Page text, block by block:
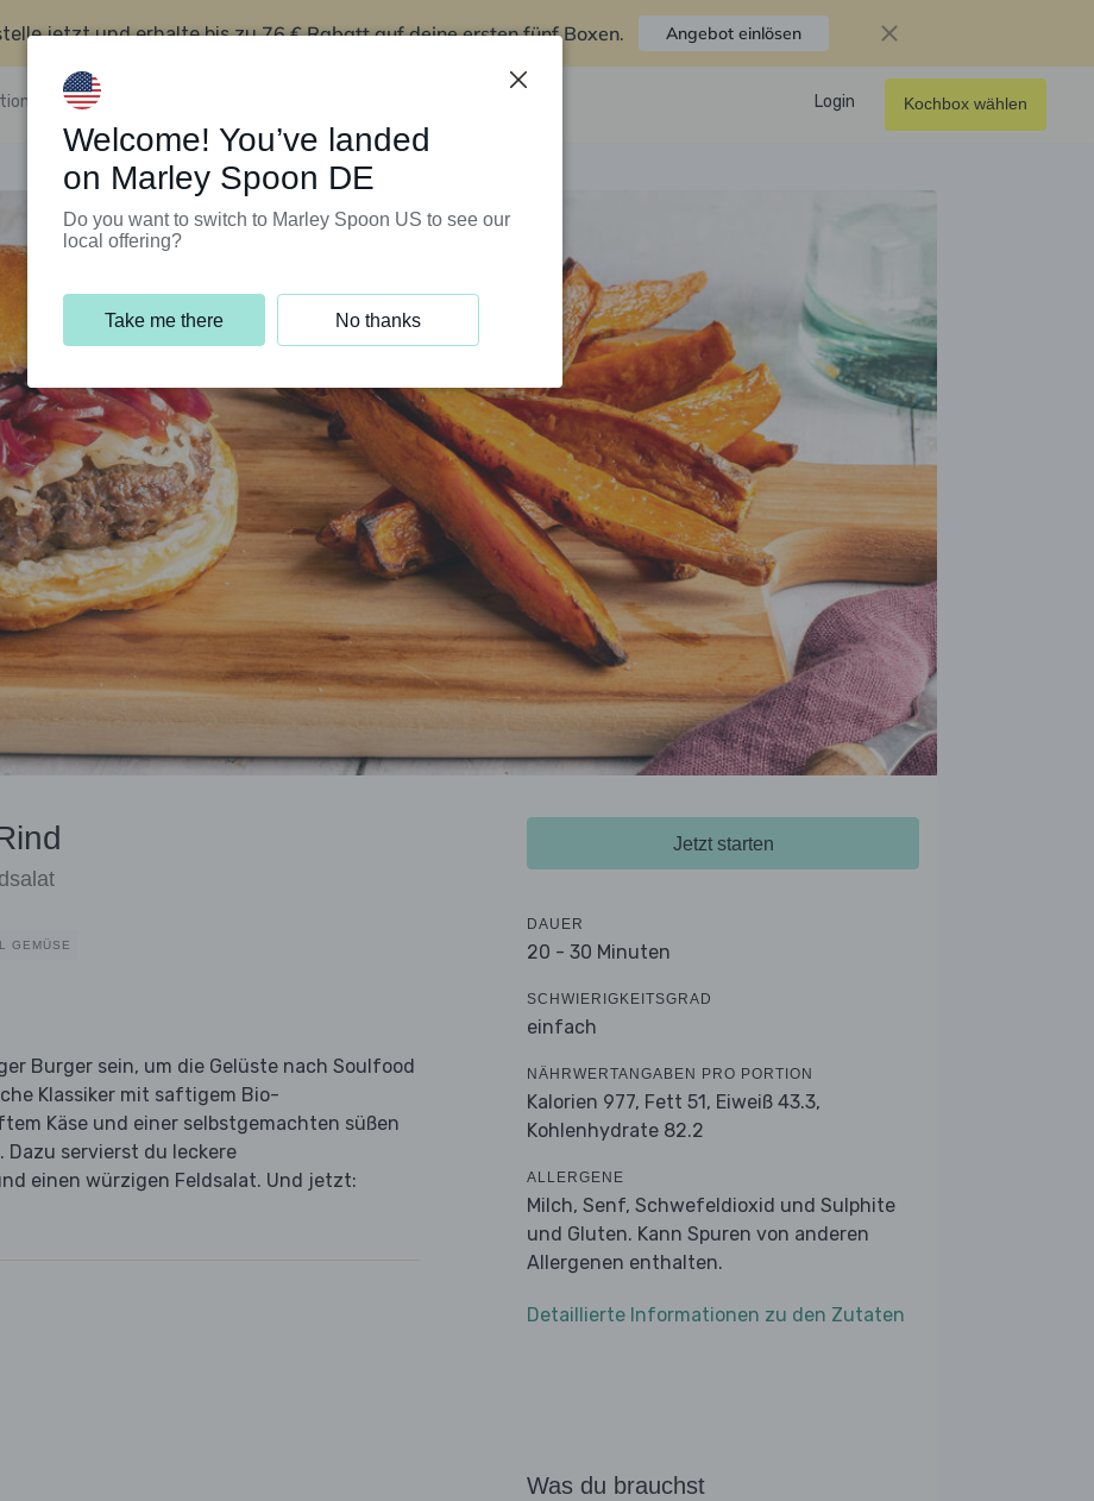
jetzt und erhalte bis zu76 € Rabatt auf deine ersten fünf Boxen. Angebot einlösen
Kundenservice Login Kochbox wählen
GEMÜSE
Burger sein, um die Gelüste nach Soulfood
Klassiker mit saftigem Bio-
Käse und einer selbstgemachten süßen
servierst du leckere
einen würzigen Feldsalat. Und jetzt:
Jetzt starten
DAUER
20 - 30 Minuten
SCHWIERIGKEITSGRAD
einfach
NÄHRWERTANGABEN PRO PORTION
Kalorien 977, Fett 51, Eiweiß 43.3,
Kohlenhydrate 82.2
ALLERGENE
Milch, Senf, Schwefeldioxid und Sulphite
und Gluten. Kann Spuren von anderen
Allergenen enthalten.
Detaillierte Informationen zu den Zutaten
Was du brauchst
Welcome! You’ve landed
on Marley Spoon DE
Do you want to switch to Marley Spoon US to see our
local offering?
Take me there No thanks